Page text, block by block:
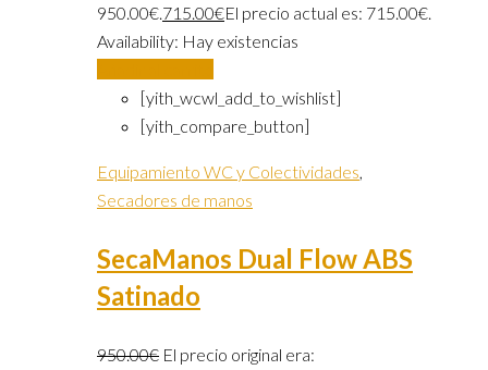
950.00€.715.00€El precio actual es: 715.00€.
Availability: Hay existencias
[yith_wcwl_add_to_wishlist]
[yith_compare_button]
Equipamiento WC y Colectividades,
Secadores de manos
SecaManos Dual Flow ABS
Satinado
950.00€ El precio original era: